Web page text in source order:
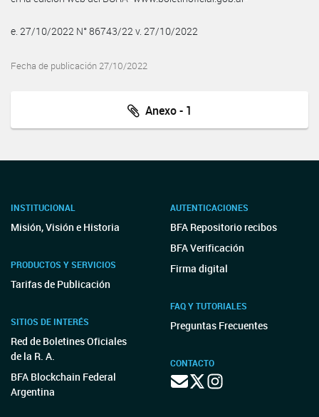
e. 27/10/2022 N° 86743/22 v. 27/10/2022
Fecha de publicación 27/10/2022
Anexo - 1
INSTITUCIONAL
Misión, Visión e Historia
PRODUCTOS Y SERVICIOS
Tarifas de Publicación
SITIOS DE INTERÉS
Red de Boletines Oficiales
de la R. A.
BFA Blockchain Federal
Argentina
AUTENTICACIONES
BFA Repositorio recibos
BFA Verificación
Firma digital
FAQ Y TUTORIALES
Preguntas Frecuentes
CONTACTO